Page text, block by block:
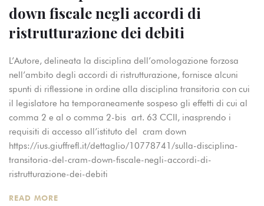
down fiscale negli accordi di
ristrutturazione dei debiti
L’Autore, delineata la disciplina dell’omologazione forzosa
nell’ambito degli accordi di ristrutturazione, fornisce alcuni
spunti di riflessione in ordine alla disciplina transitoria con cui
il legislatore ha temporaneamente sospeso gli effetti di cui al
comma 2 e al o comma 2-bis art. 63 CCII, inasprendo i
requisiti di accesso all’istituto del cram down
https://ius.giuffrefl.it/dettaglio/10778741/sulla-disciplina-
transitoria-del-cram-down-fiscale-negli-accordi-di-
ristrutturazione-dei-debiti
READ MORE